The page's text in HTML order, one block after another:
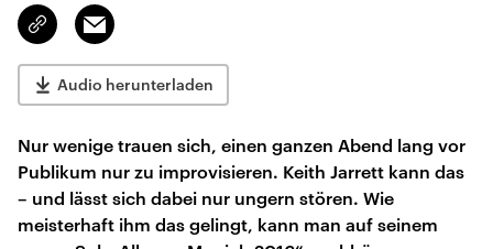
Link
kopieren/teilen
Email
Audio herunterladen
Nur wenige trauen sich, einen ganzen Abend lang vor
Publikum nur zu improvisieren. Keith Jarrett kann das
– und lässt sich dabei nur ungern stören. Wie
meisterhaft ihm das gelingt, kann man auf seinem